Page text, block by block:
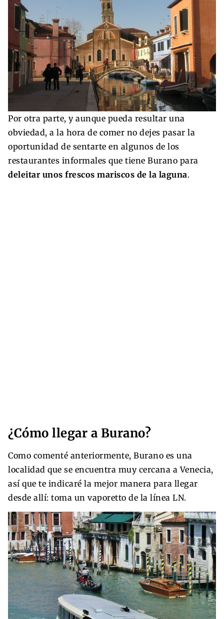
Por otra parte, y aunque pueda resultar una
obviedad, a la hora de comer no dejes pasar la
oportunidad de sentarte en algunos de los
restaurantes informales que tiene Burano para
deleitar unos frescos mariscos de la laguna.
¿Cómo llegar a Burano?
Como comenté anteriormente, Burano es una
localidad que se encuentra muy cercana a Venecia,
así que te indicaré la mejor manera para llegar
desde allí: toma un vaporetto de la línea LN.